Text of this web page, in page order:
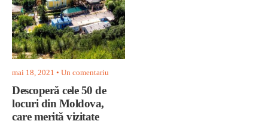
mai 18, 2021 • Un comentariu
Descoperă cele 50 de
locuri din Moldova,
care merită vizitate